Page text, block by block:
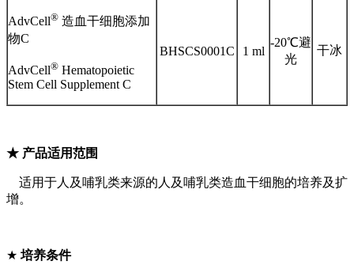
AdvCell® 造血干细胞添加
物C
AdvCell® Hematopoietic
Stem Cell Supplement C
BHSCS0001C 1 ml
-20℃避
光
干冰
★ 产品适用范围
适用于人及哺乳类来源的人及哺乳类造血干细胞的培养及扩
增。
★ 培养条件